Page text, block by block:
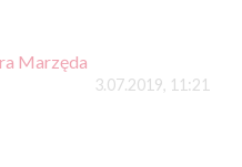
Marzęda
3.07.2019, 11:21